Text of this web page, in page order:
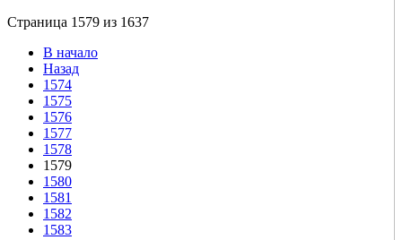
Страница 1579 из 1637
В начало
Назад
1574
1575
1576
1577
1578
1579
1580
1581
1582
1583